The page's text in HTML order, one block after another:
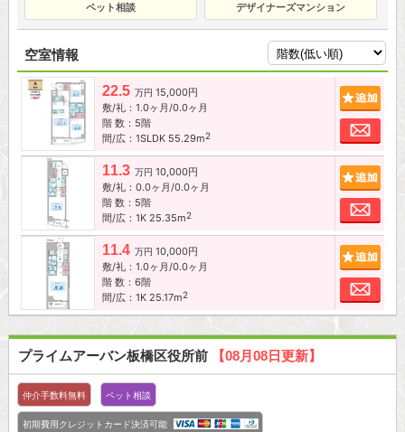
ペット相談 デザイナーズマンション
空室情報
22.5 万円 15,000円
敷/礼：1.0ヶ月/0.0ヶ月
階 数：5階
間/広：1SLDK 55.29m2
お
11.3 万円 10,000円
敷/礼：0.0ヶ月/0.0ヶ月
階 数：5階
間/広：1K 25.35m2
お
11.4 万円 10,000円
敷/礼：1.0ヶ月/0.0ヶ月
階 数：6階
間/広：1K 25.17m2
お
プライムアーバン板橋区役所前 【08月08日更新】
仲介手数料無料 ペット相談
初期費用クレジットカード決済可能